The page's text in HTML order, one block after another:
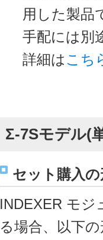
用した製品
手配には別
詳細はこち
Σ-7Sモデル(
セット購入の
INDEXER モ
る場合、以下